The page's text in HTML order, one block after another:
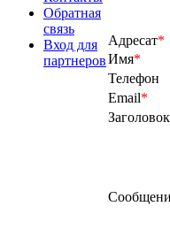
Обратная
связь
Вход для
партнеров
Адресат*
Имя*
Телефон
Email*
Заголовок